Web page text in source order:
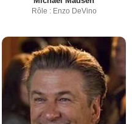
Rôle : Enzo DeVino